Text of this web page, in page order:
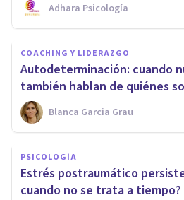
Adhara Psicología
COACHING Y LIDERAZGO
Autodeterminación: cuando
también hablan de quiénes
Blanca Garcia Grau
PSICOLOGÍA
Estrés postraumático
cuando no se trata a tiempo?